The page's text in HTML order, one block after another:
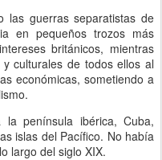
las guerras separatistas de
en pequeños trozos más
británicos, mientras
culturales de todos ellos al
económicas, sometiendo a
península ibérica, Cuba,
islas del Pacífico. No había
largo del siglo XIX.